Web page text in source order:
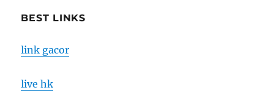
BEST LINKS
link gacor
live hk